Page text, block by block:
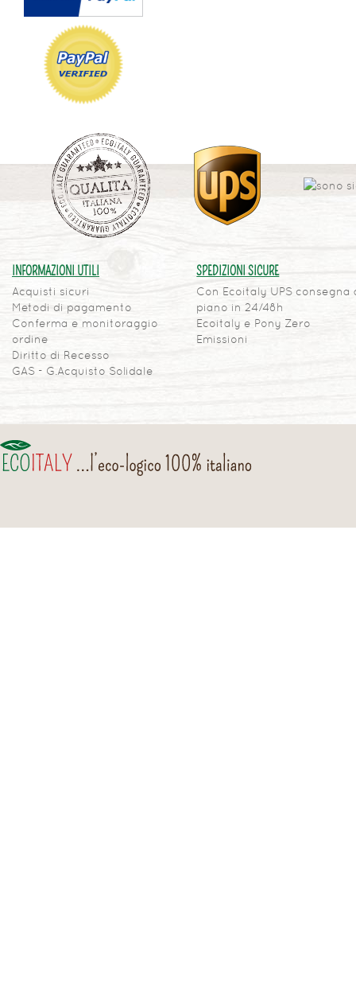
INFORMAZIONI UTILI
Acquisti sicuri
Metodi di pagamento
Conferma e monitoraggio
ordine
Diritto di Recesso
GAS - G.Acquisto Solidale
SPEDIZIONI SICURE
Con Ecoitaly UPS consegna
piano in 24/48h
Ecoitaly e Pony Zero
Emissioni